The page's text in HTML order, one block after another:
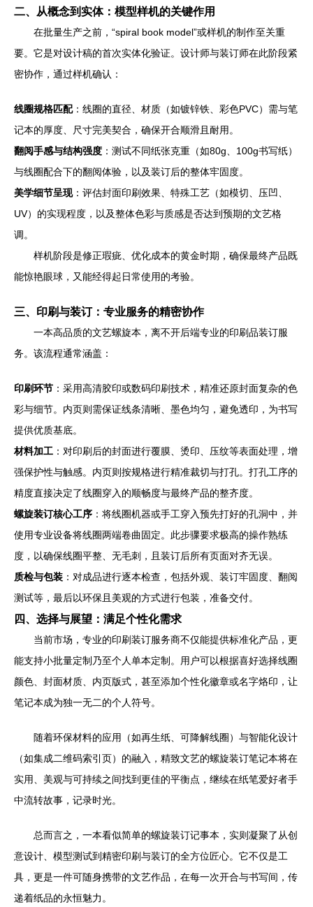
二、从概念到实体：模型样机的关键作用
在批量生产之前，“spiral book model”或样机的制作至关重
要。它是对设计稿的首次实体化验证。设计师与装订师在此阶段紧
密协作，通过样机确认：
线圈规格匹配：线圈的直径、材质（如镀锌铁、彩色PVC）需与笔
记本的厚度、尺寸完美契合，确保开合顺滑且耐用。
翻阅手感与结构强度 ：测试不同纸张克重（如80g、100g书写纸）
与线圈配合下的翻阅体验，以及装订后的整体牢固度。
美学细节呈现：评估封面印刷效果、特殊工艺（如模切、压凹、
UV）的实现程度，以及整体色彩与质感是否达到预期的文艺格
调。
样机阶段是修正瑕疵、优化成本的黄金时期，确保最终产品既
能惊艳眼球，又能经得起日常使用的考验。
三、印刷与装订：专业服务的精密协作
一本高品质的文艺螺旋本，离不开后端专业的印刷品装订服
务。该流程通常涵盖：
印刷环节 ：采用高清胶印或数码印刷技术，精准还原封面复杂的色
彩与细节。内页则需保证线条清晰、墨色均匀，避免透印，为书写
提供优质基底。
材料加工 ：对印刷后的封面进行覆膜、烫印、压纹等表面处理，增
强保护性与触感。内页则按规格进行精准裁切与打孔。打孔工序的
精度直接决定了线圈穿入的顺畅度与最终产品的整齐度。
螺旋装订核心工序 ：将线圈机器或手工穿入预先打好的孔洞中，并
使用专业设备将线圈两端卷曲固定。此步骤要求极高的操作熟练
度，以确保线圈平整、无毛刺，且装订后所有页面对齐无误。
质检与包装 ：对成品进行逐本检查，包括外观、装订牢固度、翻阅
测试等，最后以环保且美观的方式进行包装，准备交付。
四、选择与展望：满足个性化需求
当前市场，专业的印刷装订服务商不仅能提供标准化产品，更
能支持小批量定制乃至个人单本定制。用户可以根据喜好选择线圈
颜色、封面材质、内页版式，甚至添加个性化徽章或名字烙印，让
笔记本成为独一无二的个人符号。
随着环保材料的应用（如再生纸、可降解线圈）与智能化设计
（如集成二维码索引页）的融入，精致文艺的螺旋装订笔记本将在
实用、美观与可持续之间找到更佳的平衡点，继续在纸笔爱好者手
中流转故事，记录时光。
总而言之，一本看似简单的螺旋装订记事本，实则凝聚了从创
意设计、模型测试到精密印刷与装订的全方位匠心。它不仅是工
具，更是一件可随身携带的文艺作品，在每一次开合与书写间，传
递着纸品的永恒魅力。